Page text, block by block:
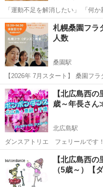
「運動不足を解消したい」 「何
に集中する時間がほしい」 そんな女性のための フラ（フラダンス）
アドバンスクラスです🌺 基礎を大切にしながら しっかり体を動かしま
す...
北海道 札幌市 新琴似駅
札幌桑園フ
人数
桑園駅
【2026年 7月スタート】 桑園フ
スン ✨毎週木曜日 13:30〜14:30 ✨JR桑園駅徒歩3分 totonowell.studio
✨月1回からOKのフラ教室 ...
北海道 札幌市 桑園駅 ダ
【北広島西
歳～年長さ
北広島駅
ダンスアトリエ フェリールです！ キラキラのポンポンをつかって、
みんなでたのしくおどろう♪ 少人
プなども丁寧に練習していきます
して、夢中になれる...
北広島市 北広島駅
【北広島西
（5歳～）